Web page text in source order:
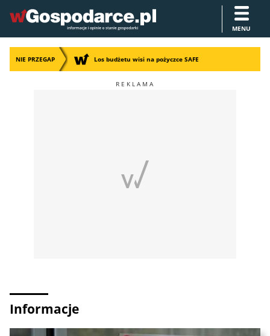
MENU
NIE PRZEGAP Los budżetu wisi na pożyczce SAFE
Informacje